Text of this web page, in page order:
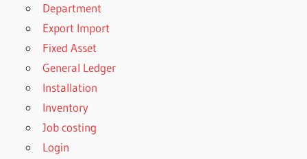
Department
Export Import
Fixed Asset
General Ledger
Installation
Inventory
Job costing
Login